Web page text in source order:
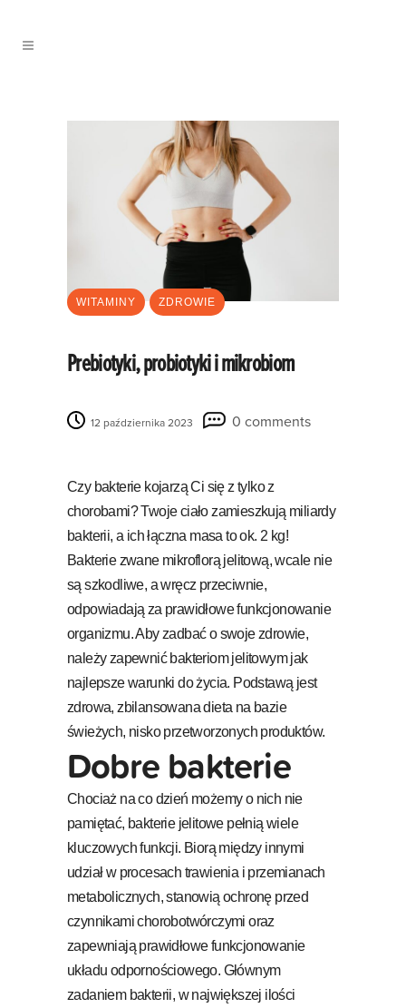
WITAMINY ZDROWIE
Prebiotyki, probiotyki i mikrobiom
12 października 2023 0 comments
Czy bakterie kojarzą Ci się z tylko z
chorobami? Twoje ciało zamieszkują miliardy
bakterii, a ich łączna masa to ok. 2 kg!
Bakterie zwane mikroflorą jelitową, wcale nie
są szkodliwe, a wręcz przeciwnie,
odpowiadają za prawidłowe funkcjonowanie
organizmu. Aby zadbać o swoje zdrowie,
należy zapewnić bakteriom jelitowym jak
najlepsze warunki do życia. Podstawą jest
zdrowa, zbilansowana dieta na bazie
świeżych, nisko przetworzonych produktów.
Dobre bakterie
Chociaż na co dzień możemy o nich nie
pamiętać, bakterie jelitowe pełnią wiele
kluczowych funkcji. Biorą między innymi
udział w procesach trawienia i przemianach
metabolicznych, stanowią ochronę przed
czynnikami chorobotwórczymi oraz
zapewniają prawidłowe funkcjonowanie
układu odpornościowego. Głównym
zadaniem bakterii, w największej ilości